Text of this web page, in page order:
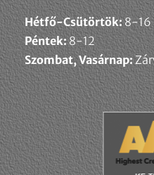
Fontosnak tartjuk az
Hétfő-Csütörtök:8-16
Péntek:8-12
Szombat, Vasárnap: